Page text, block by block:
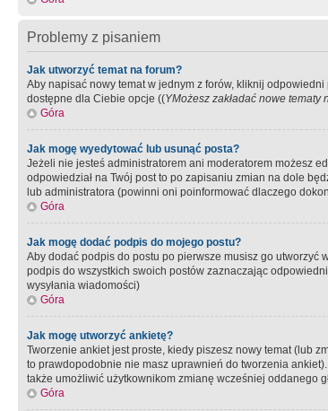
Problemy z pisaniem
Jak utworzyć temat na forum?
Aby napisać nowy temat w jednym z forów, kliknij
dostępne dla Ciebie opcje ((YMożesz zakładać nowe tematy
Góra
Jak mogę wyedytować lub usunąć posta?
Jeżeli nie jesteś administratorem ani moderatorem możesz
odpowiedział na Twój post to po zapisaniu zmian na dole
lub administratora (powinni oni poinformować dlaczego
Góra
Jak mogę dodać podpis do mojego postu?
Aby dodać podpis do postu po pierwsze musisz go utworzyć
podpis do wszystkich swoich postów zaznaczając
wysyłania wiadomości)
Góra
Jak mogę utworzyć ankietę?
Tworzenie ankiet jest proste, kiedy piszesz nowy temat (lub
to prawdopodobnie nie masz uprawnień do tworzenia
także umożliwić użytkownikom zmianę wcześniej oddanego
Góra